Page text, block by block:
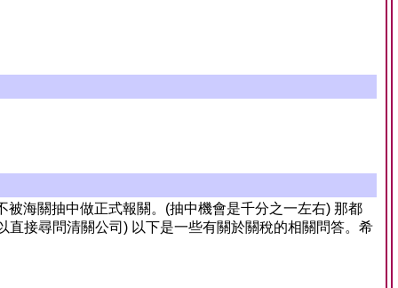
海關抽中做正式報關。(抽中機會是千分之一左右) 那都
接尋問清關公司) 以下是一些有關於關稅的相關問答。希